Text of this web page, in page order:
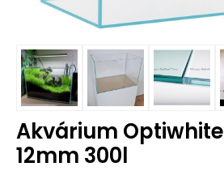
Akvárium Optiwhite
12mm 300l